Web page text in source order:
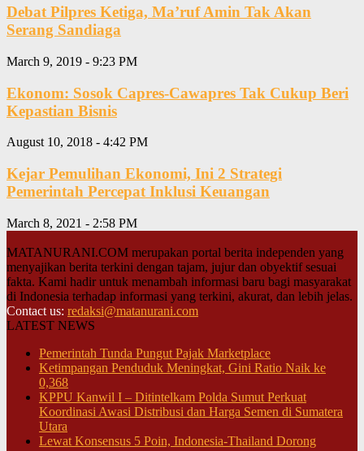
Debat Pilpres Ketiga, Ma’ruf Amin Tak Akan
Serang Sandiaga
March 9, 2019 - 9:23 PM
Ekonom: Sosok Capres-Cawapres Tak Cukup Beri
Kepastian Bisnis
August 10, 2018 - 4:42 PM
Kejar Pemulihan Ekonomi, Ini 2 Strategi
Pemerintah Percepat Inklusi Keuangan
March 8, 2021 - 2:58 PM
MATANURANI.COM merupakan portal berita independen yang
menyajikan berita terkini dengan tajam, jujur dan obyektif sesuai
fakta. Kami hadir untuk menambah informasi baru bagi masyarakat
di Indonesia terhadap informasi yang terkini, akurat, dan lebih jelas.
Contact us: redaksi@matanurani.com
LATEST NEWS
Pemerintah Tunda Pungut Pajak Marketplace
Ketimpangan Penduduk Meningkat, Gini Ratio Naik ke
0,368
KPPU Kanwil I – Ditintelkam Polda Sumut Perkuat
Koordinasi Awasi Distribusi dan Harga Semen di Sumatera
Utara
Lewat Konsensus 5 Poin, Indonesia-Thailand Dorong